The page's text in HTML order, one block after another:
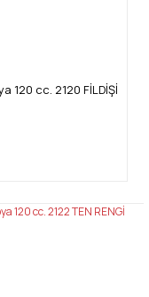
120 cc. 2120 FİLDİŞİ